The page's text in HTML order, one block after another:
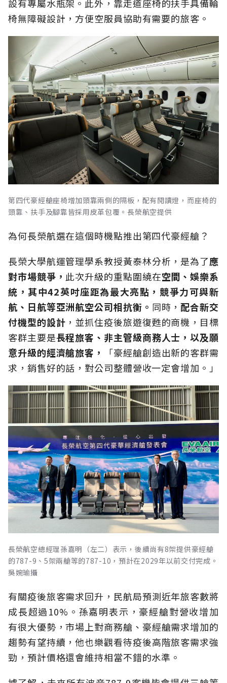
設有專屬水瓶架。此外，靠走道座椅的扶手具備輪
椅無障礙設計，方便空服員協助有需要的旅客。
第四代豪經艙座椅增加頭靠兩側的隔板，配有閱讀燈，而座椅的
頭靠、扶手及腳靠皆採用皮革包覆。長榮航空提供
為何長榮航選在這個時機點推出第四代豪經艙？
長榮大學航運管理學系教授黃泰林分析，是為了應
對市場競爭， 此次升級的重點圍繞在空間、娛樂系
統，其中42英吋座距為最大亮點，競爭力可與新
航、日航等亞洲航空公司相抗衡。 同時，配合新交
付機型的設計 ，並抓住疫後旅遊復甦的商機，目標
客群主要是長程旅客、非主管級商務人士，以及願
意升級的經濟艙旅客，
「豪經艙創造出新的客群需
求，銷售好的話，對公司整體營收一定會增加。」
長榮航空總經理孫嘉明（左二）表示，後續尚有8架提供豪經艙
的787-9、5架兩艙等的787-10，預計在2029年以前交付完成。
吳婉瑜攝
有關疫後旅客需求回升，民航局預測近年旅客數將
成長超過10%。孫嘉明表示，豪經艙對營收增加
有很大優勢，市場上對商務艙、豪經艙需求增加的
趨勢有望持續，他也樂觀看待疫後高階旅客需求強
勁，預計價格還會維持相當不錯的水準。